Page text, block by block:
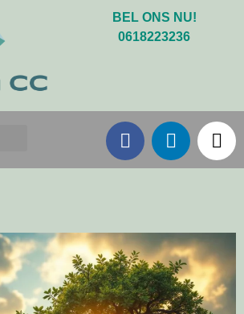
BEL ONS NU!
0618223236